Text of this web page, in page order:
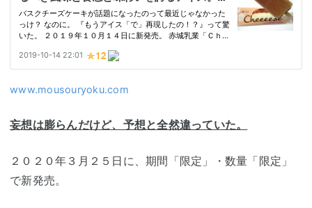
www.mousouryoku.com
妄想は膨らんだけど、予想と全然違っていた。
２０２０年３月２５日に、期間「限定」・数量「限定」
で新発売。